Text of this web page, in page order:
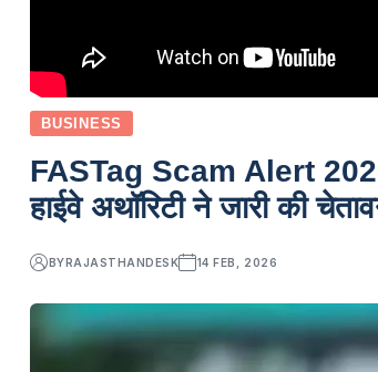
BUSINESS
FASTag Scam Alert
हाईवे अथॉरिटी ने जारी की
BYRAJASTHANDESK 14 FEB, 2026